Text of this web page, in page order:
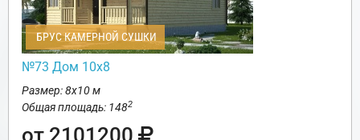
БРУС КАМЕРНОЙ СУШКИ
№73 Дом 10х8
Размер: 8х10 м
Общая площадь: 1482